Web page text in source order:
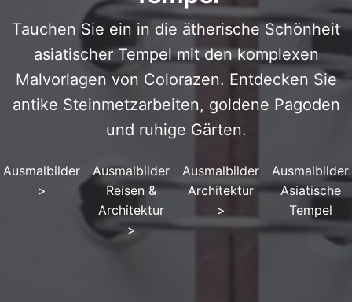
Tauchen Sie ein in die ätherische Schönheit
asiatischer Tempel mit den komplexen
Malvorlagen von Colorazen. Entdecken Sie
antike Steinmetzarbeiten, goldene Pagoden
und ruhige Gärten.
Ausmalbilder
>
Ausmalbilder
Reisen &
Architektur
>
Ausmalbilder
Architektur
>
Ausmalbilder
Asiatische
Tempel